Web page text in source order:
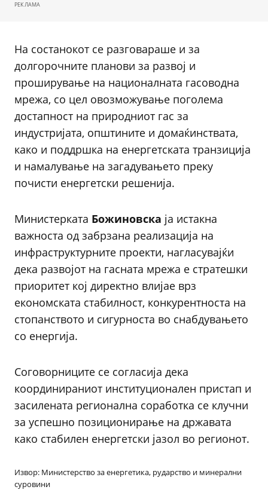
РЕКЛАМА
На состанокот се разговараше и за
долгорочните планови за развој и
проширување на националната гасоводна
мрежа, со цел овозможување поголема
достапност на природниот гас за
индустријата, општините и домаќинствата,
како и поддршка на енергетската транзиција
и намалување на загадувањето преку
почисти енергетски решенија.
Министерката Божиновска ја истакна
важноста од забрзана реализација на
инфраструктурните проекти, нагласувајќи
дека развојот на гасната мрежа е стратешки
приоритет кој директно влијае врз
економската стабилност, конкурентноста на
стопанството и сигурноста во снабдувањето
со енергија.
Соговорниците се согласија дека
координираниот институционален пристап и
засилената регионална соработка се клучни
за успешно позиционирање на државата
како стабилен енергетски јазол во регионот.
Извор: Министерство за енергетика, рударство и минерални
суровини